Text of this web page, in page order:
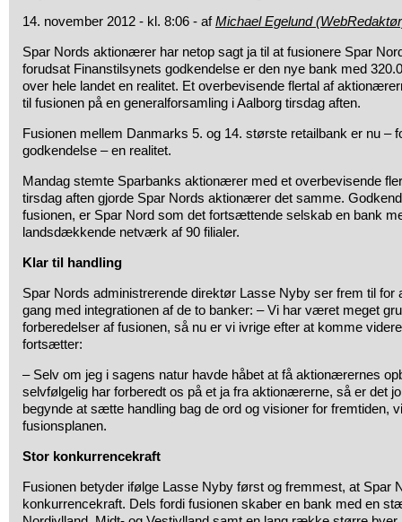
14. november 2012 - kl. 8:06 - afMichael Egelund
Spar Nords aktionærer har netop sagt ja til at fusionere Spar
forudsat Finanstilsynets godkendelse er den nye bank med
over hele landet en realitet. Et overbevisende flertal af
til fusionen på en generalforsamling i Aalborg tirsdag aften.
Fusionen mellem Danmarks 5. og 14. største retailbank er nu –
godkendelse – en realitet.
Mandag stemte Sparbanks aktionærer med et overbevisende
tirsdag aften gjorde Spar Nords aktionærer det samme.
fusionen, er Spar Nord som det fortsættende selskab en bank
landsdækkende netværk af 90 filialer.
Klar til handling
Spar Nords administrerende direktør Lasse Nyby ser frem til for
gang med integrationen af de to banker: – Vi har været meget
forberedelser af fusionen, så nu er vi ivrige efter at komme
fortsætter:
– Selv om jeg i sagens natur havde håbet at få aktionærernes
selvfølgelig har forberedt os på et ja fra aktionærerne, så er det
begynde at sætte handling bag de ord og visioner for fremtiden,
fusionsplanen.
Stor konkurrencekraft
Fusionen betyder ifølge Lasse Nyby først og fremmest, at Spar
konkurrencekraft. Dels fordi fusionen skaber en bank med en